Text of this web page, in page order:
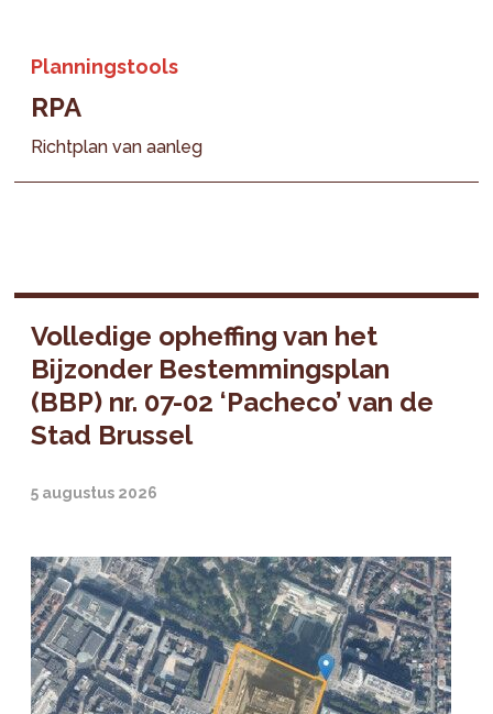
Planningstools
RPA
Richtplan van aanleg
Volledige opheffing van het
Bijzonder Bestemmingsplan
(BBP) nr. 07-02 ‘Pacheco’ van de
Stad Brussel
5 augustus 2026